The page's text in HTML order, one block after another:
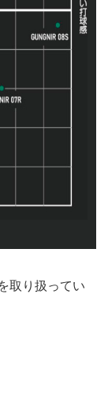
取り扱ってい